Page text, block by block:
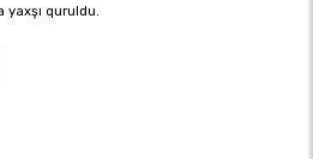
yaxşı quruldu.